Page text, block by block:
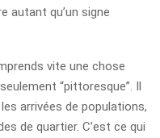
autant qu’un signe
vite une chose
“pittoresque”. Il
arrivées de populations,
de quartier. C’est ce qui